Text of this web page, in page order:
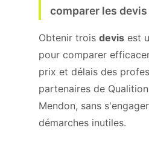
comparer les devis
Obtenir trois devis est
pour comparer
prix et délais des
partenaires de
Mendon, sans
démarches inutiles.